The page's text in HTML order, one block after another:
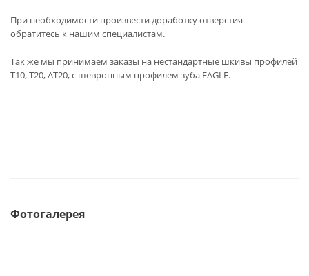
При необходимости произвести доработку отверстия -
обратитесь к нашим специалистам.
Так же мы принимаем заказы на нестандартные шкивы профилей
T10, T20, AT20, с шевронным профилем зуба EAGLE.
Фотогалерея